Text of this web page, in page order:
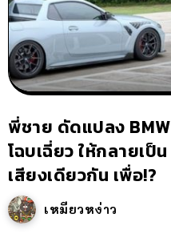
พี่ชาย ดัดแปลง
โฉบเฉี่ยว ให้กลายเป็
เสียงเดียวกัน เพื่อ!?
เหมียวหง่าว